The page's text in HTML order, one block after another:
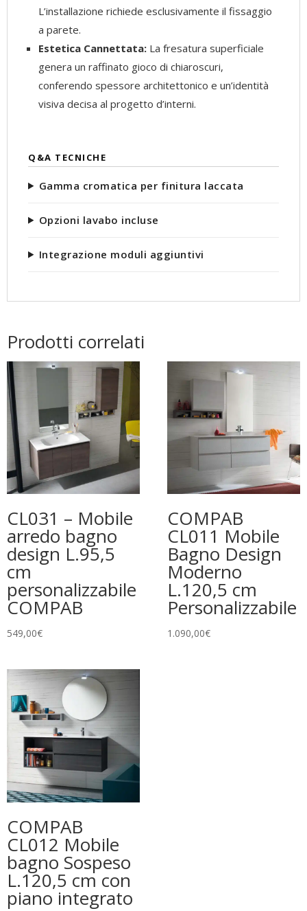
L’installazione richiede esclusivamente il fissaggio
a parete.
Estetica Cannettata: La fresatura superficiale
genera un raffinato gioco di chiaroscuri,
conferendo spessore architettonico e un’identità
visiva decisa al progetto d’interni.
Q&A TECNICHE
Gamma cromatica per finitura laccata
Opzioni lavabo incluse
Integrazione moduli aggiuntivi
Prodotti correlati
CL031 – Mobile
arredo bagno
design L.95,5
cm
personalizzabile
COMPAB
549,00€
COMPAB
CL011 Mobile
Bagno Design
Moderno
L.120,5 cm
Personalizzabile
1.090,00€
COMPAB
CL012 Mobile
bagno Sospeso
L.120,5 cm con
piano integrato